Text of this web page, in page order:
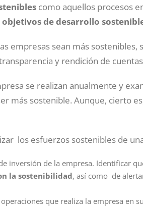
como aquellos procesos
de desarrollo
empresas sean más
y rendición de
se realizan anualmente y
más sostenible. Aunque, cierto
los esfuerzos sostenibles de
inversión de la empresa. Identificar
la sostenibilidad, así como de
que realiza la empresa en